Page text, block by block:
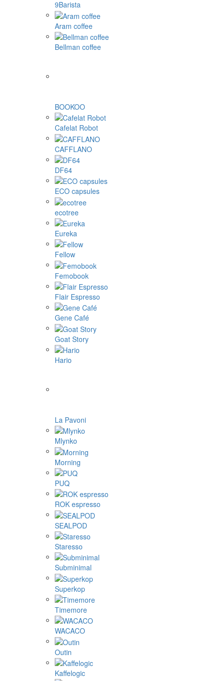
9Barista
Aram coffee
Bellman coffee
BOOKOO
Cafelat Robot
CAFFLANO
DF64
ECO capsules
ecotree
Eureka
Fellow
Femobook
Flair Espresso
Gene Café
Goat Story
Hario
La Pavoni
Mlynko
Morning
PUQ
ROK espresso
SEALPOD
Staresso
Subminimal
Superkop
Timemore
WACACO
Outin
Kaffelogic